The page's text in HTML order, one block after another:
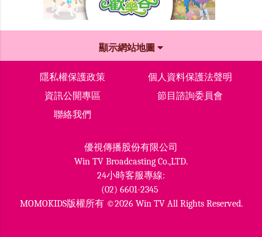
顯示網站地圖
隱私權保護政策
個人資料保護法聲明
資訊公開專區
節目諮詢委員會
聯絡我們
優視傳播股份有限公司
Win TV Broadcasting Co.,LTD.
24小時客服專線:
(02) 6601-2345
MOMOKIDS版權所有 ©2026 Win TV All Rights Reserved.